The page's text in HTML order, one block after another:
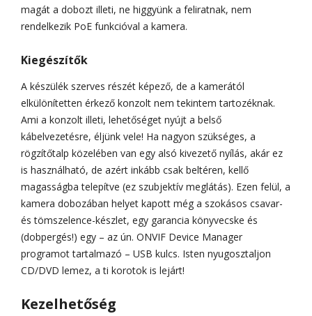
magát a dobozt illeti, ne higgyünk a feliratnak, nem
rendelkezik PoE funkcióval a kamera.
Kiegészítők
A készülék szerves részét képező, de a kamerától
elkülönítetten érkező konzolt nem tekintem tartozéknak.
Ami a konzolt illeti, lehetőséget nyújt a belső
kábelvezetésre, éljünk vele! Ha nagyon szükséges, a
rögzítőtalp közelében van egy alsó kivezető nyílás, akár ez
is használható, de azért inkább csak beltéren, kellő
magasságba telepítve (ez szubjektív meglátás). Ezen felül, a
kamera dobozában helyet kapott még a szokásos csavar-
és tömszelence-készlet, egy garancia könyvecske és
(dobpergés!) egy – az ún. ONVIF Device Manager
programot tartalmazó – USB kulcs. Isten nyugosztaljon
CD/DVD lemez, a ti korotok is lejárt!
Kezelhetőség